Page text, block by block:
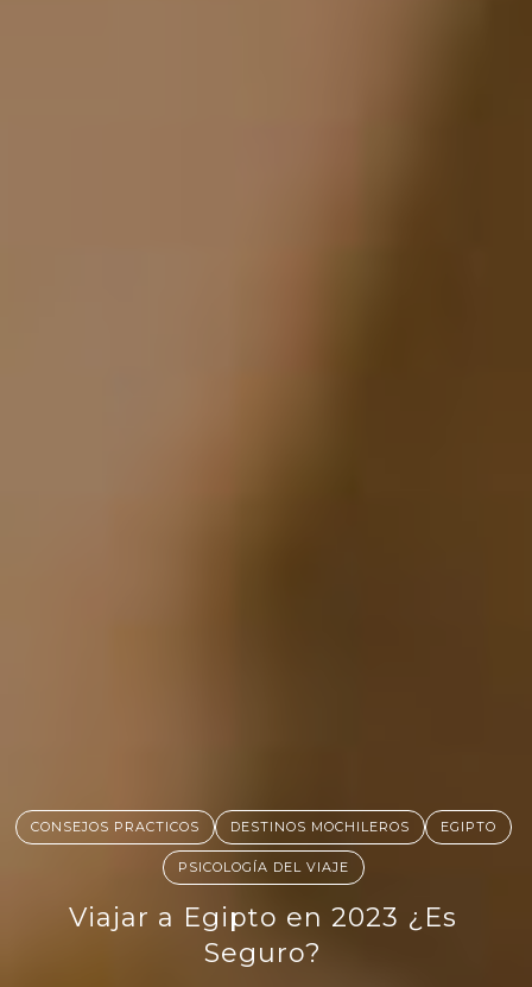
CONSEJOS PRACTICOS DESTINOS MOCHILEROS EGIPTO
PSICOLOGÍA DEL VIAJE
Viajar a Egipto en 2023 ¿Es
Seguro?